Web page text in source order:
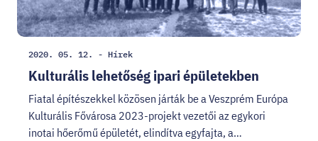
Kulturális lehetőség ipari épületekben
Létrehozás
2020. 05. 12. - Kategória:
Hírek
Fiatal építészekkel közösen járták be a Veszprém Európa
Kulturális Fővárosa 2023-projekt vezetői az egykori
inotai hőerőmű épületét, elindítva egyfajta, a…